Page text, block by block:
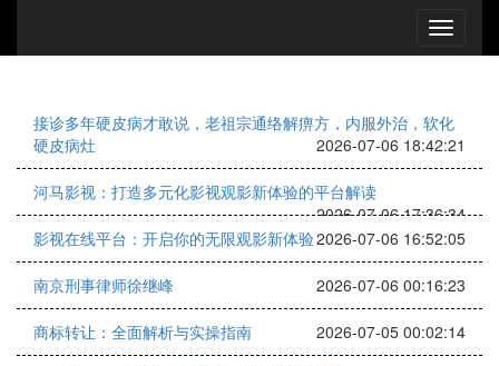
接诊多年硬皮病才敢说，老祖宗通络解痹方，内服外治，软化
硬皮病灶
2026-07-06 18:42:21
河马影视：打造多元化影视观影新体验的平台解读
2026-07-06 17:36:34
影视在线平台：开启你的无限观影新体验2026-07-06 16:52:05
南京刑事律师徐继峰 2026-07-06 00:16:23
商标转让：全面解析与实操指南 2026-07-05 00:02:14